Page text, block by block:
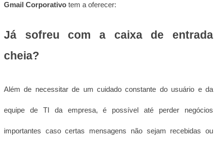
Gmail Corporativo tem a oferecer:
Já sofreu com a caixa de entrada
cheia?
Além de necessitar de um cuidado constante do usuário e da
equipe de TI da empresa, é possível até perder negócios
importantes caso certas mensagens não sejam recebidas ou